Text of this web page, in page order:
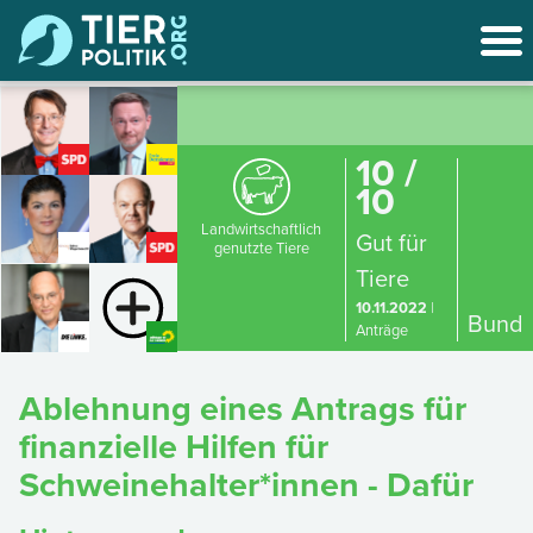
Landwirtschaftlich
genutzte Tiere
10 /
10
Gut für
Tiere
10.11.2022 |
Anträge
Bund
Ablehnung eines Antrags für
finanzielle Hilfen für
Schweinehalter*innen - Dafür